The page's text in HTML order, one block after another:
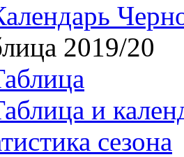
2019/20
и
сезона